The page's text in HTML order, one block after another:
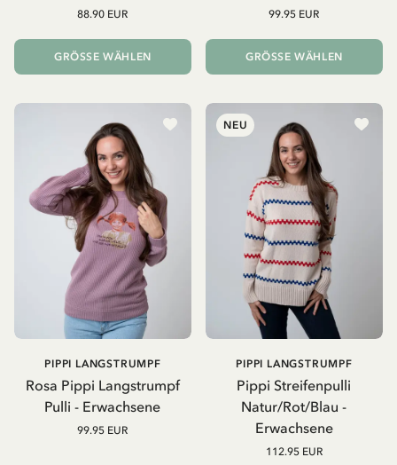
88.90 EUR
GRÖSSE WÄHLEN
99.95 EUR
GRÖSSE WÄHLEN
Rosa Pippi Langstrumpf
Pulli - Erwachsene
PIPPI LANGSTRUMPF
99.95 EUR
NEU
Pippi Streifenpulli
Natur/Rot/Blau -
Erwachsene
PIPPI LANGSTRUMPF
112.95 EUR